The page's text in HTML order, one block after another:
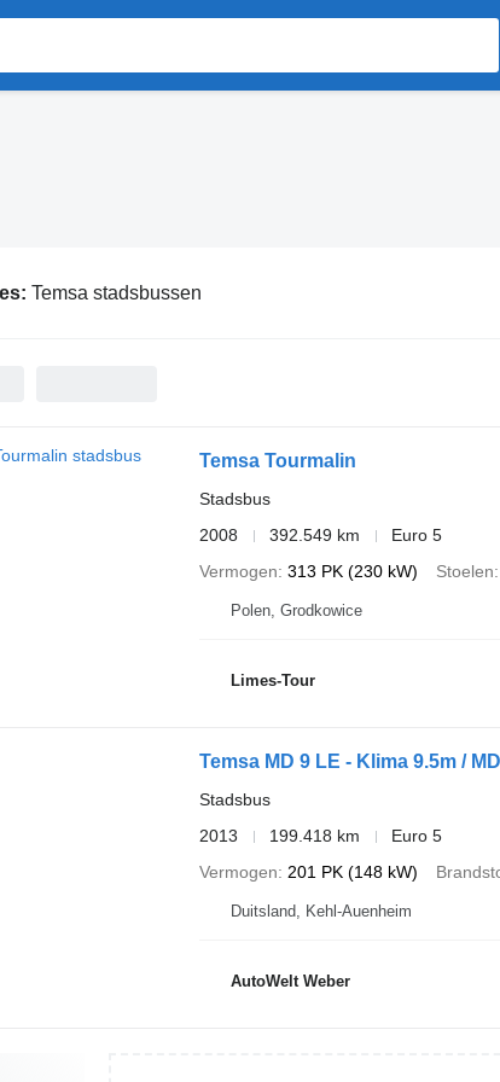
Temsa stadsbussen
Temsa Tourmalin
Stadsbus
2008
392.549 km
Euro 5
Vermogen 313 PK (230 kW) Stoelen
Polen, Grodkowice
Limes-Tour
Temsa MD 9 LE - Klima 9.5m /
Stadsbus
2013
199.418 km
Euro 5
Vermogen
201 PK (148 kW)
Duitsland, Kehl-Auenheim
AutoWelt Weber